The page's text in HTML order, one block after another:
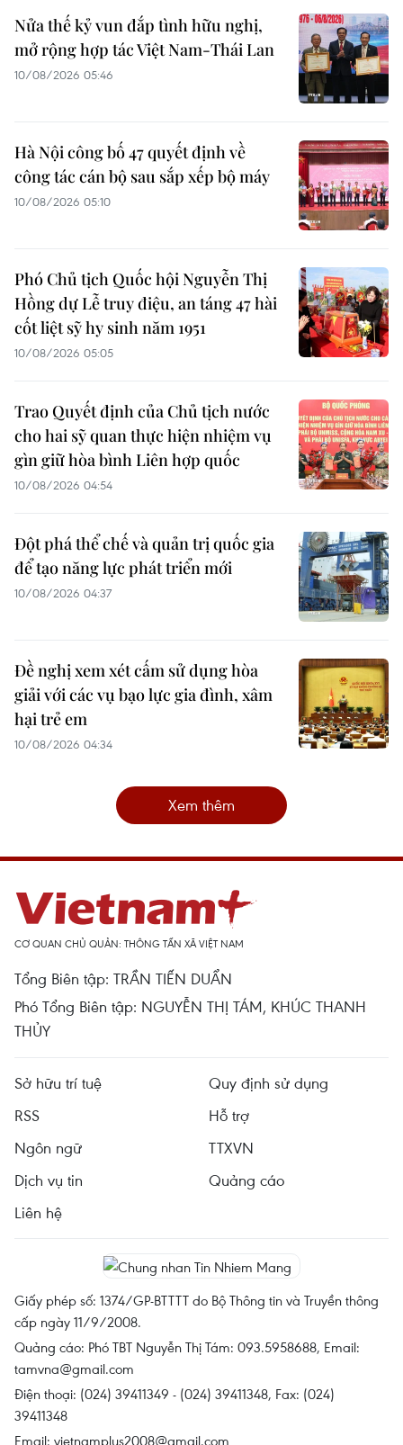
Nửa thế kỷ vun đắp tình hữu nghị,
mở rộng hợp tác Việt Nam-Thái Lan
10/08/2026 05:46
Hà Nội công bố 47 quyết định về
công tác cán bộ sau sắp xếp bộ máy
10/08/2026 05:10
Phó Chủ tịch Quốc hội Nguyễn Thị
Hồng dự Lễ truy điệu, an táng 47 hài
cốt liệt sỹ hy sinh năm 1951
10/08/2026 05:05
Trao Quyết định của Chủ tịch nước
cho hai sỹ quan thực hiện nhiệm vụ
gìn giữ hòa bình Liên hợp quốc
10/08/2026 04:54
Đột phá thể chế và quản trị quốc gia
để tạo năng lực phát triển mới
10/08/2026 04:37
Đề nghị xem xét cấm sử dụng hòa
giải với các vụ bạo lực gia đình, xâm
hại trẻ em
10/08/2026 04:34
Xem thêm
CƠ QUAN CHỦ QUẢN: THÔNG TẤN XÃ VIỆT NAM
Tổng Biên tập: TRẦN TIẾN DUẨN
Phó Tổng Biên tập: NGUYỄN THỊ TÁM, KHÚC THANH
THỦY
Sở hữu trí tuệ
Quy định sử dụng
RSS
Hỗ trợ
Ngôn ngữ
TTXVN
Dịch vụ tin
Quảng cáo
Liên hệ
Giấy phép số: 1374/GP-BTTTT do Bộ Thông tin và Truyền thông
cấp ngày 11/9/2008.
Quảng cáo: Phó TBT Nguyễn Thị Tám: 093.5958688, Email:
tamvna@gmail.com
Điện thoại: (024) 39411349 - (024) 39411348, Fax: (024)
39411348
Email: vietnamplus2008@gmail.com